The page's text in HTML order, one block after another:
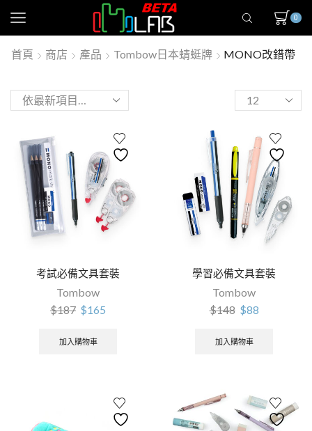
0
首頁 商店 產品 Tombow日本蜻蜓牌 MONO改錯帶
考試必備文具套裝
Tombow
$187 $165
加入購物車
學習必備文具套裝
Tombow
$148 $88
加入購物車